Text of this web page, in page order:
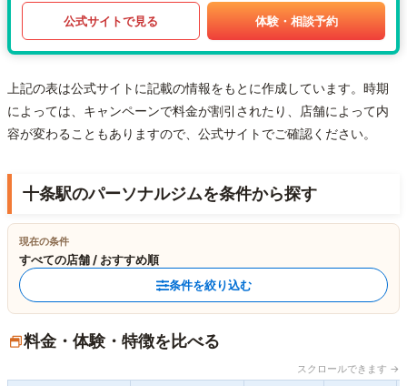
公式サイトで見る 体験・相談予約
上記の表は公式サイトに記載の情報をもとに作成しています。時期
によっては、キャンペーンで料金が割引されたり、店舗によって内
容が変わることもありますので、公式サイトでご確認ください。
十条駅のパーソナルジムを条件から探す
現在の条件
すべての店舗 / おすすめ順
条件を絞り込む
料金・体験・特徴を比べる
スクロールできます →